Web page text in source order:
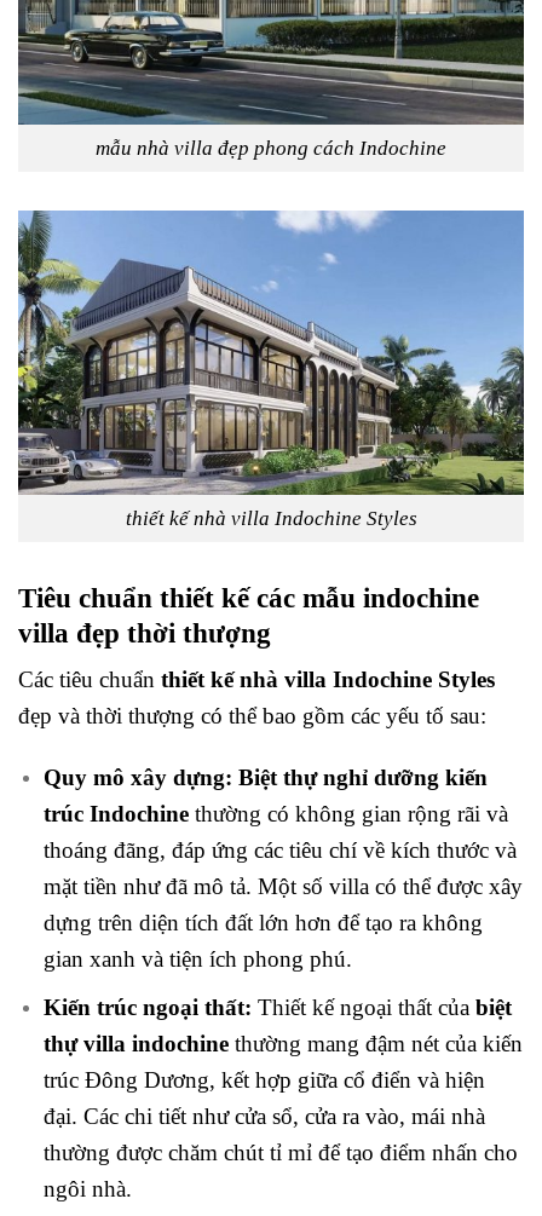
mẫu nhà villa đẹp phong cách Indochine
thiết kế nhà villa Indochine Styles
Tiêu chuẩn thiết kế các mẫu indochine
villa đẹp thời thượng
Các tiêu chuẩn thiết kế nhà villa Indochine Styles
đẹp và thời thượng có thể bao gồm các yếu tố sau:
Quy mô xây dựng: Biệt thự nghỉ dưỡng kiến
trúc Indochinethường có không gian rộng rãi và
thoáng đãng, đáp ứng các tiêu chí về kích thước và
mặt tiền như đã mô tả. Một số villa có thể được xây
dựng trên diện tích đất lớn hơn để tạo ra không
gian xanh và tiện ích phong phú.
Kiến trúc ngoại thất: Thiết kế ngoại thất của biệt
thự villa indochinethường mang đậm nét của kiến
trúc Đông Dương, kết hợp giữa cổ điển và hiện
đại. Các chi tiết như cửa sổ, cửa ra vào, mái nhà
thường được chăm chút tỉ mỉ để tạo điểm nhấn cho
ngôi nhà.